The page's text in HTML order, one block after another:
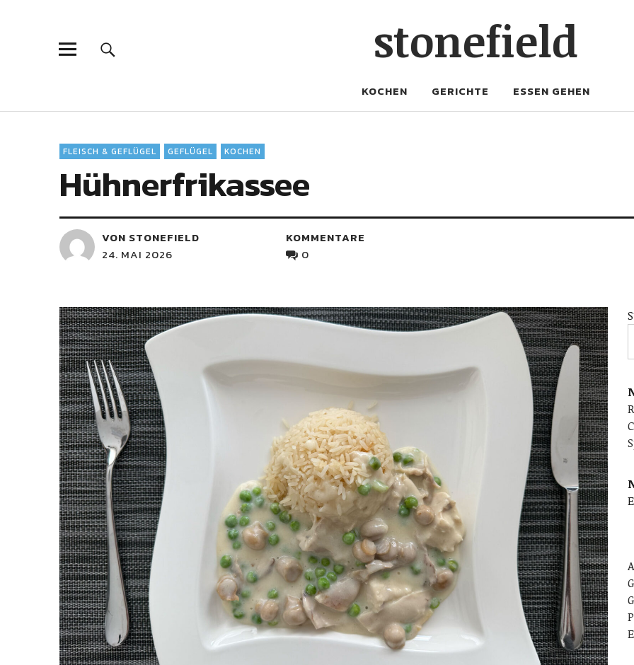
stonefield
KOCHEN GERICHTE ESSEN GEHEN
FLEISCH & GEFLÜGEL GEFLÜGEL KOCHEN
Hühnerfrikassee
VON STONEFIELD
24. MAI 2026
KOMMENTARE
0